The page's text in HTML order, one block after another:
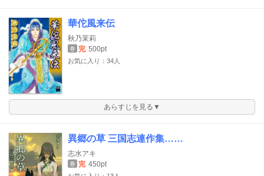
華佗風来伝
秋乃茉莉
巻 完 500pt
お気に入り：34人
あらすじを見る▼
異郷の草 三国志連作集……
志水アキ
巻 完 450pt